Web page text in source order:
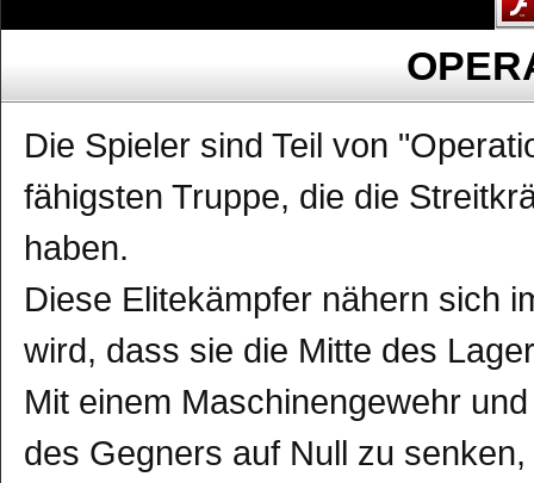
Die Spieler sind Teil von
fähigsten Truppe, die die
haben.
Diese Elitekämpfer nähern sich
wird, dass sie die Mitte des
Mit einem Maschinengewehr
des Gegners auf Null zu